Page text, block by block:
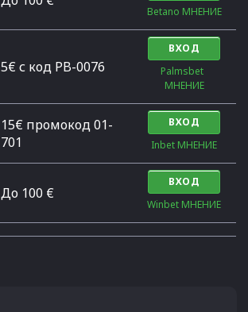
Betano МНЕНИЕ
5€ с код PB-0076
ВХОД
Palmsbet
МНЕНИЕ
15€ промокод 01-
701
ВХОД
Inbet МНЕНИЕ
До 100 €
ВХОД
Winbet МНЕНИЕ